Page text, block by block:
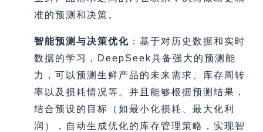
准的预测和决策。
智能预测与决策优化 ：基于对历史数据和实时
数据的学习，DeepSeek具备强大的预测能
力，可以预测生鲜产品的未来需求、库存周转
率以及损耗情况等。并且能够根据预测结果，
结合预设的目标（如最小化损耗、最大化利
润），自动生成优化的库存管理策略，实现智